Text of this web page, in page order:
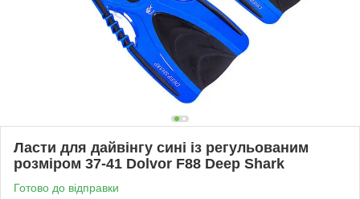
Ласти для дайвінгу сині із регульованим
розміром 37-41 Dolvor F88 Deep Shark
Готово до відправки